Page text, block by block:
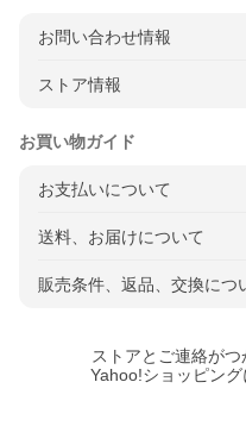
お問い合わせ情報
ストア情報
お買い物ガイド
お支払いについて
送料、お届けについて
販売条件、返品、交換につ
ストアとご連絡がつ
Yahoo!ショッピング